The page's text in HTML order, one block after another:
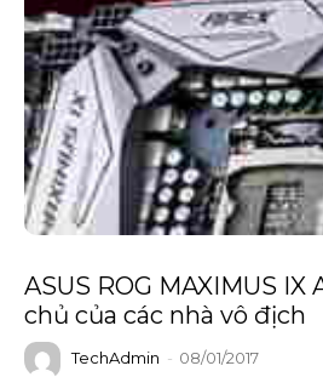
ASUS ROG MAXIMUS IX
chủ của các nhà vô địch
TechAdmin - 08/01/2017